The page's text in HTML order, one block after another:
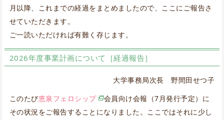
月以降、これまでの経過をまとめましたので、ここにご報告さ
せていただきます。
ご一読いただければ有難く存じます。
2026年度事業計画について［経過報告］
大学事務局次長 野間田せつ子
このたび恵泉フェロシップ
会員向け会報（7月発行予定）に
その状況をご報告することになりました。ここではそれに少し